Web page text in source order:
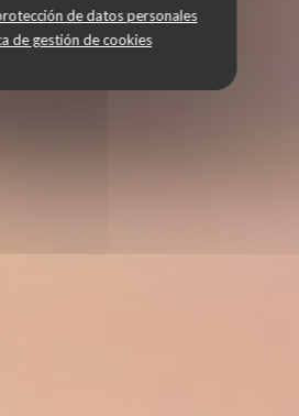
de datos personales
de gestión de cookies